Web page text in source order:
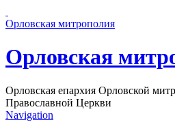
Орловская митрополия
Орловская
Орловская епархия Орловской
Православной Церкви
Navigation